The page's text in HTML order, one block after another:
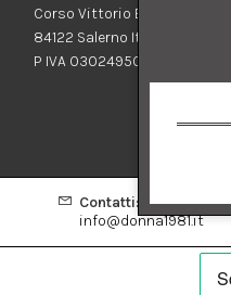
Corso Vittorio Emanuele 182
84122 Salerno Italia
P IVA 03024950655
Contatti:
info@donna1981.it